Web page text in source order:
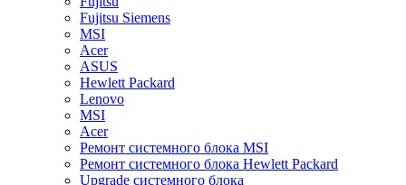
Fujitsu Siemens
MSI
Acer
ASUS
Hewlett Packard
Lenovo
MSI
Acer
Ремонт системного блока MSI
Ремонт системного блока Hewlett Packard
Upgrade системного блока